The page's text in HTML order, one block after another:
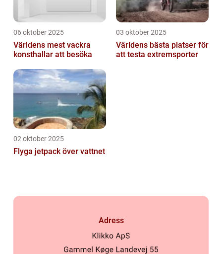
06 oktober 2025
Världens mest vackra
konsthallar att besöka
03 oktober 2025
Världens bästa platser för
att testa extremsporter
02 oktober 2025
Flyga jetpack över vattnet
Adress